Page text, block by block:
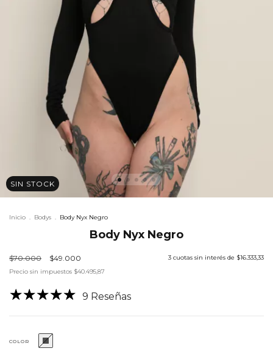
SIN STOCK
Inicio . Bodys . Body Nyx Negro
Body Nyx Negro
$70.000 $49.000 3 cuotas sin interés de $16.333,33
Precio sin impuestos $40.495,87
9 Reseñas
COLOR